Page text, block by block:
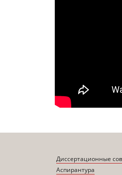
Диссертационные
Аспирантура